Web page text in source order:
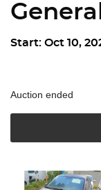
Start: Oct 10,
Auction ended